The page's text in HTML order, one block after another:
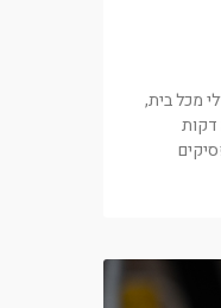
מכל בית,
דקות